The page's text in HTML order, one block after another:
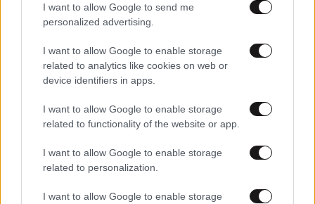
I want to allow Google to send me
personalized advertising.
I want to allow Google to enable storage
related to analytics like cookies on web or
device identifiers in apps.
I want to allow Google to enable storage
related to functionality of the website or app.
I want to allow Google to enable storage
related to personalization.
I want to allow Google to enable storage
Πες μου πότε γεννήθηκες και
θα σου πω ποιες εμπειρίες θα
σου έκανα δώρο!
40 ημέρες, 33 δράσεις, 4.000+